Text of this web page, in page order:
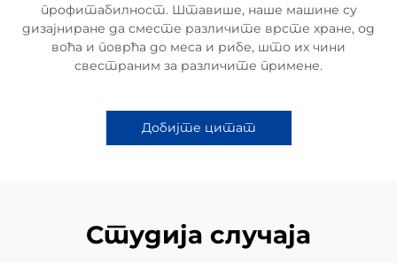
профитабилност. Штавише, наше машине су
дизајниране да сместе различите врсте хране, од
воћа и поврћа до меса и рибе, што их чини
свестраним за различите примене.
Добијте цитат
Студија случаја